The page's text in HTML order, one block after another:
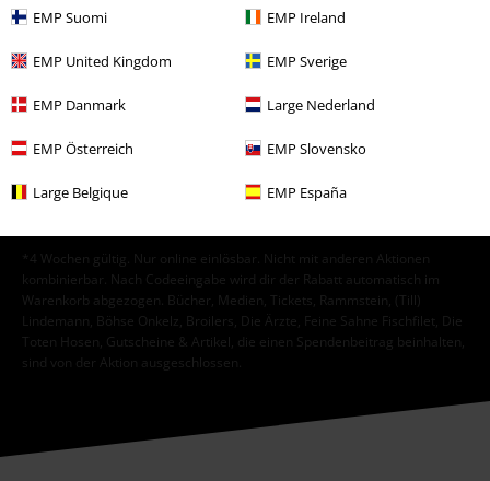
EMP Suomi EMP Ireland
EMP United Kingdom EMP Sverige
EMP Danmark Large Nederland
EMP Österreich EMP Slovensko
Large Belgique EMP España
Ich bin damit einverstanden, den EMP-Newsletter zu erhalten und willige
ein, dass die E.M.P. Merchandising Handelsgesellschaft mbH meine
personenbezogenen Daten verarbeitet um mich individuell und
regelmäßig über ihr Angebot zu informieren. Die Verarbeitung meiner
personenbezogenen Daten erfolgt entsprechend den Bestimmungen in
derDatenschutzerklärung
. Ich kann meine Einwilligung jederzeit z. B.
Hierkann ich mich vom Newsletter wieder abmelden.
Anmelden
*4 Wochen gültig. Nur online einlösbar. Nicht mit anderen Aktionen
kombinierbar. Nach Codeeingabe wird dir der Rabatt automatisch im
Warenkorb abgezogen. Bücher, Medien, Tickets, Rammstein, (Till)
Lindemann, Böhse Onkelz, Broilers, Die Ärzte, Feine Sahne Fischfilet, Die
Toten Hosen, Gutscheine & Artikel, die einen Spendenbeitrag beinhalten,
sind von der Aktion ausgeschlossen.